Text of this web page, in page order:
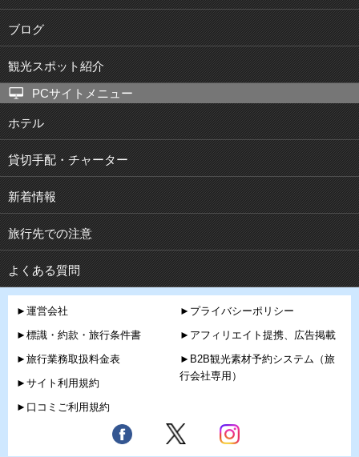
ブログ
観光スポット紹介
PCサイトメニュー
ホテル
貸切手配・チャーター
新着情報
旅行先での注意
よくある質問
►運営会社
►標識・約款・旅行条件書
►旅行業務取扱料金表
►サイト利用規約
►口コミご利用規約
►プライバシーポリシー
►アフィリエイト提携、広告掲載
►B2B観光素材予約システム（旅
行会社専用）